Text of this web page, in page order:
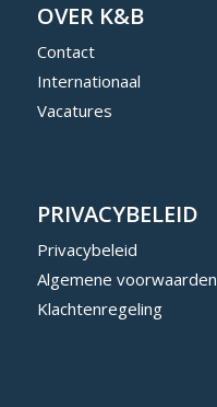
OVER K&B
Contact
Internationaal
Vacatures
PRIVACYBELEID
Privacybeleid
Algemene voorwaarden
Klachtenregeling